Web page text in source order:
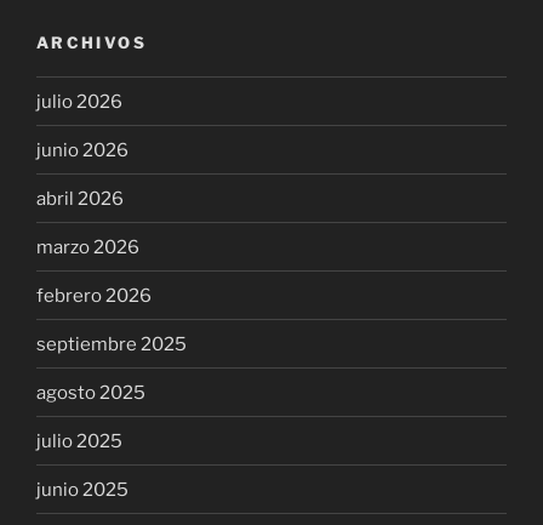
ARCHIVOS
julio 2026
junio 2026
abril 2026
marzo 2026
febrero 2026
septiembre 2025
agosto 2025
julio 2025
junio 2025